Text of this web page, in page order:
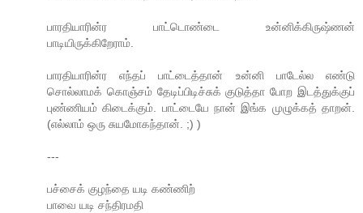
பாரதியாரின்ர பாட்டொண்டை உன்னிக்கிருஷ்ணன்
பாடியிருக்கிறேராம்.
பாரதியாரின்ர எந்தப் பாட்டைத்தான் உன்னி பாடேல்ல எண்டு
சொல்லாமக் கொஞ்சம் தேடிப்பிடிச்சுக் குடுத்தா போற இடத்துக்குப்
புண்ணியம் கிடைக்கும். பாட்டையே நான் இங்க முழுக்கத் தாறன்.
(எல்லாம் ஒரு சுயமோகந்தான். ;) )
---
பச்சைக் குழந்தை யடி கண்ணிற்
பாவை யடி சந்திரமதி